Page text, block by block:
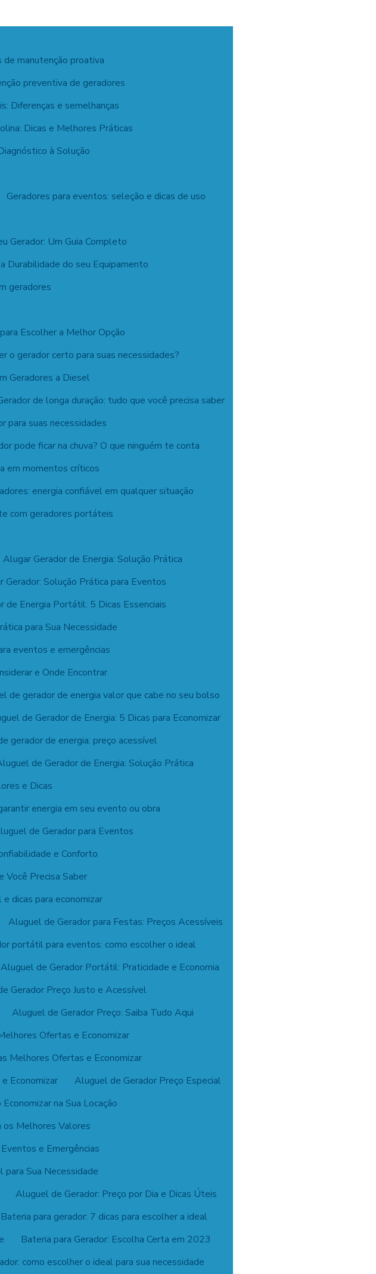
manutenção proativa
preventiva de geradores
Diferenças e semelhanças
Dicas e Melhores Práticas
à Solução
Geradores para eventos: seleção e dicas de uso
Gerador: Um Guia Completo
Durabilidade do seu Equipamento
geradores
Escolher a Melhor Opção
o gerador certo para suas necessidades?
Geradores a Diesel
de longa duração: tudo que você precisa saber
para suas necessidades
pode ficar na chuva? O que ninguém te conta
em momentos críticos
energia confiável em qualquer situação
com geradores portáteis
Alugar Gerador de Energia: Solução Prática
Gerador: Solução Prática para Eventos
de Energia Portátil: 5 Dicas Essenciais
para Sua Necessidade
eventos e emergências
e Onde Encontrar
de gerador de energia valor que cabe no seu bolso
de Gerador de Energia: 5 Dicas para Economizar
gerador de energia: preço acessível
de Gerador de Energia: Solução Prática
e Dicas
energia em seu evento ou obra
de Gerador para Eventos
e Conforto
Você Precisa Saber
dicas para economizar
Aluguel de Gerador para Festas: Preços Acessíveis
portátil para eventos: como escolher o ideal
Aluguel de Gerador Portátil: Praticidade e Economia
Gerador Preço Justo e Acessível
Aluguel de Gerador Preço: Saiba Tudo Aqui
Ofertas e Economizar
Melhores Ofertas e Economizar
Economizar
Aluguel de Gerador Preço Especial
na Sua Locação
os Melhores Valores
e Emergências
para Sua Necessidade
Aluguel de Gerador: Preço por Dia e Dicas Úteis
Bateria para gerador: 7 dicas para escolher a ideal
Bateria para Gerador: Escolha Certa em 2023
como escolher o ideal para sua necessidade